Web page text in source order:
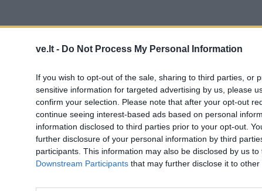
ve.lt - Do Not Process My Personal Information
If you wish to opt-out of the sale, sharing to third parties, or
sensitive information for targeted advertising by us, please
confirm your selection. Please note that after your opt-out
continue seeing interest-based ads based on personal
information disclosed to third parties prior to your opt-out.
further disclosure of your personal information by third
participants. This information may also be disclosed by us
Downstream Participants that may further disclose it to other
sezoninių pramonės prekių asortimentas – tik
savaitgalį lauks klaipėdiečių ir uostamiesčio
atnaujintą, modernią trijų X „Maximą“.
Nuo ketvirtadienio iki pat sekmadienio vyks
konditerijos, kulinarijos ir kepyklos gaminių degustacijos